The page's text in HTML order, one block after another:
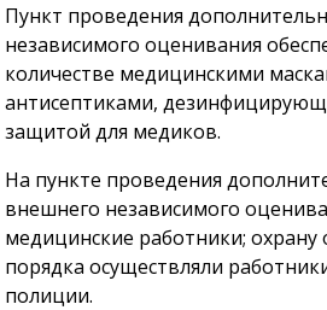
Пункт проведения
независимого оценивания
количестве медицинскими
антисептиками,
защитой для медиков.
На пункте проведения
внешнего независимого
медицинские работники; охрану
порядка осуществляли
полиции.